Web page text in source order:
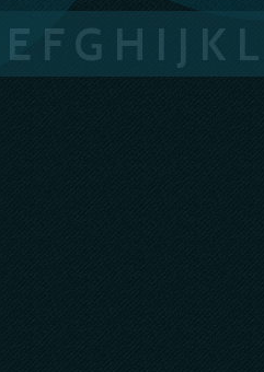
E F G H I J K L